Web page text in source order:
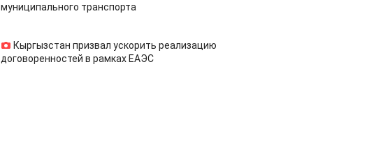
муниципального транспорта
Кыргызстан призвал ускорить реализацию
договоренностей в рамках ЕАЭС